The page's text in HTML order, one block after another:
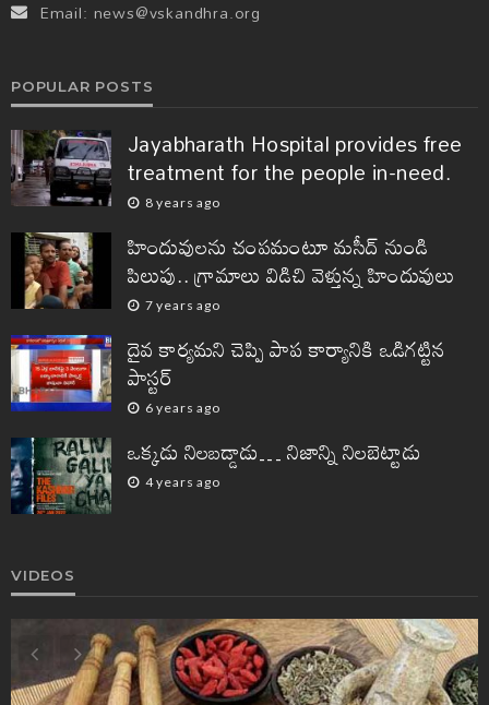
Email: news@vskandhra.org
POPULAR POSTS
Jayabharath Hospital provides free
treatment for the people in-need.
8 years ago
హిందువులను చంపమంటూ మసీద్ నుండి
పిలుపు.. గ్రామాలు విడిచి వెళ్తున్న హిందువులు
7 years ago
దైవ కార్యమని చెప్పి పాప కార్యానికి ఒడిగట్టిన
పాస్టర్
6 years ago
ఒక్కడు నిలబడ్డాడు… నిజాన్ని నిలబెట్టాడు
4 years ago
VIDEOS